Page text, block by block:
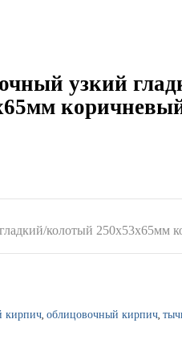
узкий
колотый 250x53x65мм
кирпич, облицовочный кирпич,